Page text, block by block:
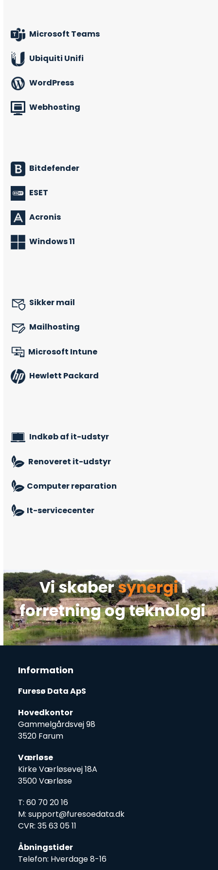
Microsoft Teams
Ubiquiti Unifi
WordPress
Webhosting
Bitdefender
ESET
Acronis
Windows 11
Sikker mail
Mailhosting
Microsoft Intune
Hewlett Packard
Indkøb af it-udstyr
Renoveret it-udstyr
Computer reparation
It-servicecenter
Vi skabersynergii
forretning og teknologi
Information
Furesø Data ApS
Hovedkontor
Gammelgårdsvej 98
3520 Farum
Værløse
Kirke Værløsevej 18A
3500 Værløse
T: 60 70 20 16
M: support@furesoedata.dk
CVR: 35 63 05 11
Åbningstider
Telefon: Hverdage 8-16